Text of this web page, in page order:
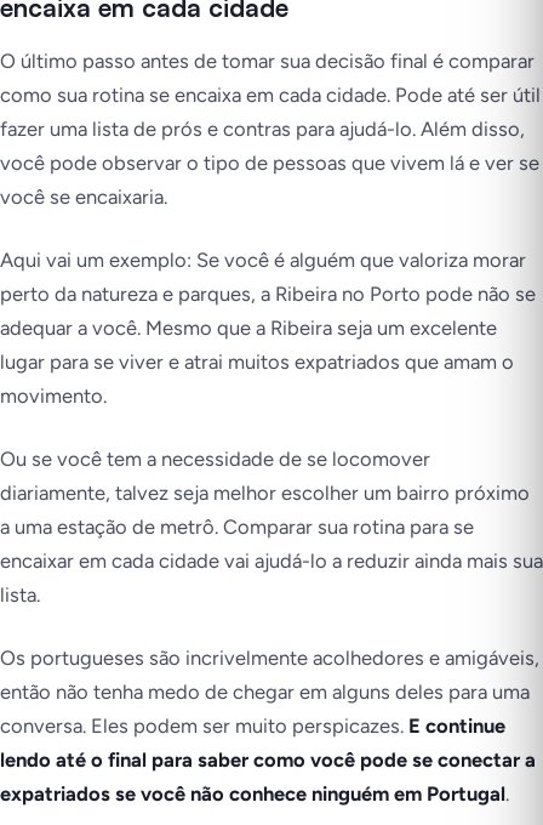
encaixa em cada cidade
O último passo antes de tomar sua decisão final é comparar
como sua rotina se encaixa em cada cidade. Pode até ser útil
fazer uma lista de prós e contras para ajudá-lo. Além disso,
você pode observar o tipo de pessoas que vivem lá e ver se
você se encaixaria.
Aqui vai um exemplo: Se você é alguém que valoriza morar
perto da natureza e parques, a Ribeira no Porto pode não se
adequar a você. Mesmo que a Ribeira seja um excelente
lugar para se viver e atrai muitos expatriados que amam o
movimento.
Ou se você tem a necessidade de se locomover
diariamente, talvez seja melhor escolher um bairro próximo
a uma estação de metrô. Comparar sua rotina para se
encaixar em cada cidade vai ajudá-lo a reduzir ainda mais sua
lista.
Os portugueses são incrivelmente acolhedores e amigáveis,
então não tenha medo de chegar em alguns deles para uma
conversa. Eles podem ser muito perspicazes. E continue
lendo até o final para saber como você pode se conectar a
expatriados se você não conhece ninguém em Portugal.